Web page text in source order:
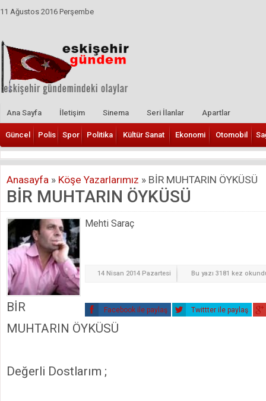
11 Ağustos 2016 Perşembe
Ana Sayfa İletişim Sinema Seri İlanlar Apartlar
Güncel Polis Spor Politika Kültür Sanat Ekonomi Otomobil
Anasayfa » Köşe Yazarlarımız » BİR MUHTARIN ÖYKÜSÜ
BİR MUHTARIN ÖYKÜSÜ
Mehti Saraç
14 Nisan 2014 Pazartesi Bu yazı 3181 kez
Facebook ile paylaş Twittter ile paylaş
BİR
MUHTARIN ÖYKÜSÜ
Değerli Dostlarım ;